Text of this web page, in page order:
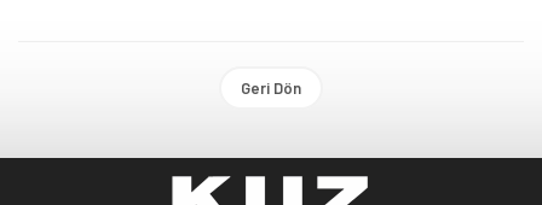
Geri Dön